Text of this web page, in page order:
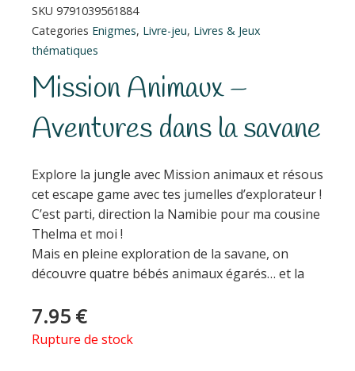
SKU 9791039561884
Categories Enigmes, Livre-jeu, Livres & Jeux
thématiques
Mission Animaux –
Aventures dans la savane
Explore la jungle avec Mission animaux et résous
cet escape game avec tes jumelles d’explorateur !
C’est parti, direction la Namibie pour ma cousine
Thelma et moi !
Mais en pleine exploration de la savane, on
découvre quatre bébés animaux égarés… et la
7.95 €
Rupture de stock